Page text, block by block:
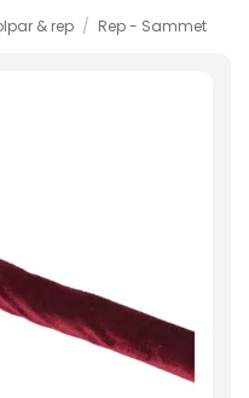
& rep / Rep - Sammet